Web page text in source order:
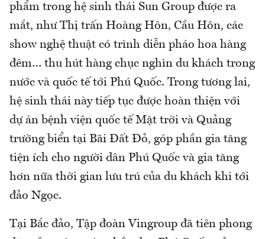
phẩm trong hệ sinh thái Sun Group được ra
mắt, như Thị trấn Hoàng Hôn, Cầu Hôn, các
show nghệ thuật có trình diễn pháo hoa hàng
đêm… thu hút hàng chục nghìn du khách trong
nước và quốc tế tới Phú Quốc. Trong tương lai,
hệ sinh thái này tiếp tục được hoàn thiện với
dự án bệnh viện quốc tế Mặt trời và Quảng
trường biển tại Bãi Đất Đỏ, góp phần gia tăng
tiện ích cho người dân Phú Quốc và gia tăng
hơn nữa thời gian lưu trú của du khách khi tới
đảo Ngọc.
Tại Bắc đảo, Tập đoàn Vingroup đã tiên phong